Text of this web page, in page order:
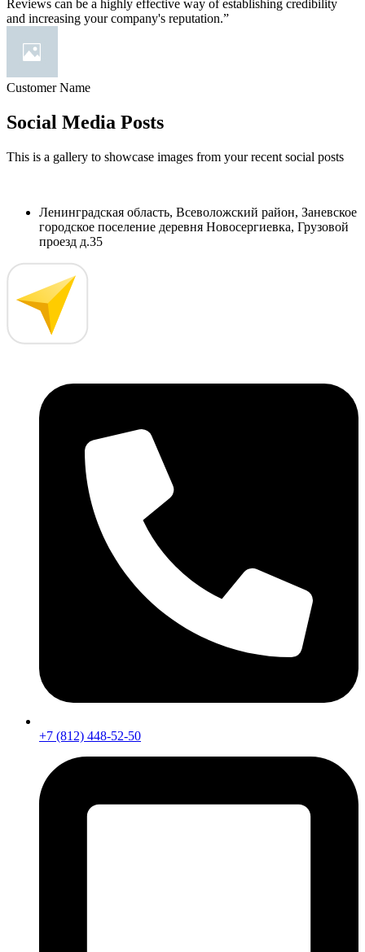
Reviews can be a highly effective way of establishing credibility
and increasing your company's reputation.”
Customer Name
Social Media Posts
This is a gallery to showcase images from your recent social posts
Ленинградская область, Всеволожский район, Заневское
городское поселение деревня Новосергиевка, Грузовой
проезд д.35
+7 (812) 448-52-50